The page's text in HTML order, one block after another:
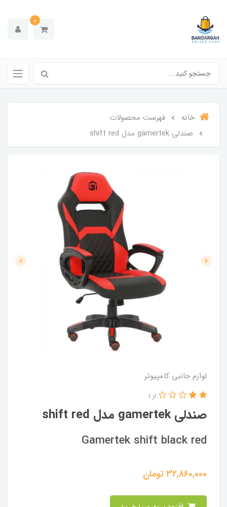
0
خانه
فهرست محصولات
صندلی gamertek مدل shift red
لوازم جانبی کامپیوتر
صندلی gamertek مدل shift red
از 1
Gamertek shift black red
32,860,000تومان